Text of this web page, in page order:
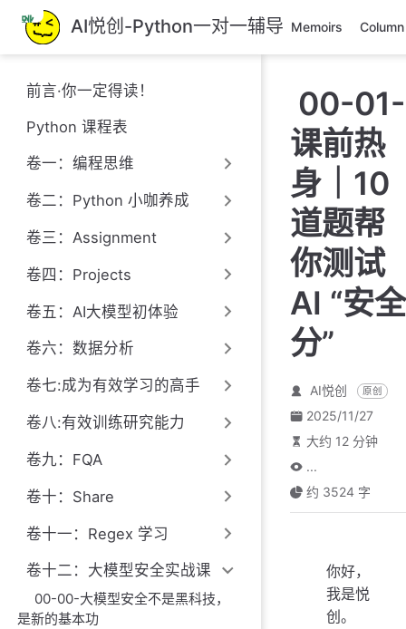
跳
至
主
要
內
AI悦创-Python一对一辅导 Memoirs Column
前言·你一定得读！
Python 课程表
卷一：编程思维
卷二：Python 小咖养成
卷三：Assignment
卷四：Projects
卷五：AI大模型初体验
卷六：数据分析
卷七:成为有效学习的高手
卷八:有效训练研究能力
卷九：FQA
卷十：Share
卷十一：Regex 学习
卷十二：大模型安全实战课
00-00-大模型安全不是黑科技，
是新的基本功
00-01-
课前热
身｜10
道题帮
你测试
AI “安全
分”
AI悦创 原创
2025/11/27
大约 12 分钟
...
约 3524 字
你好，
我是悦
创。